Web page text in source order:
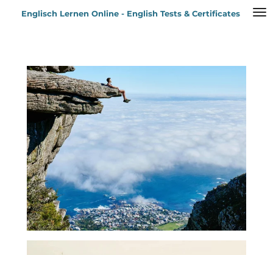
ZumEnglisch Lernen Online - English Tests & Certificates